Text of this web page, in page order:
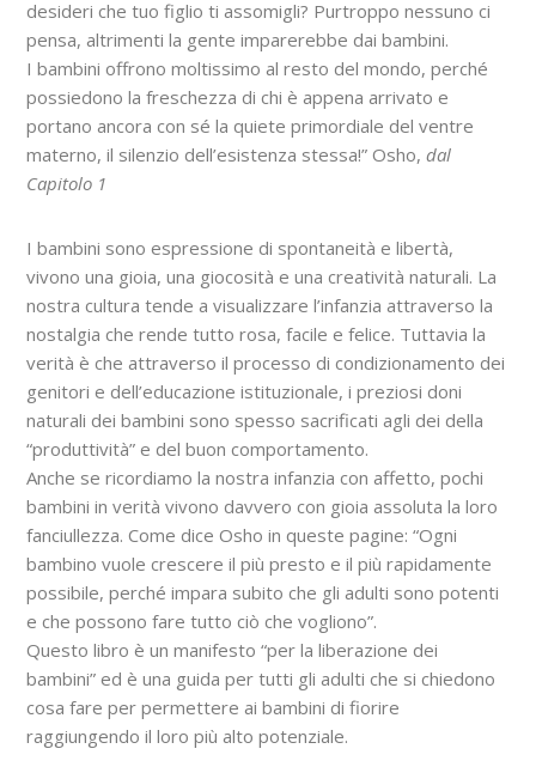
desideri che tuo figlio ti assomigli? Purtroppo nessuno ci
pensa, altrimenti la gente imparerebbe dai bambini.
I bambini offrono moltissimo al resto del mondo, perché
possiedono la freschezza di chi è appena arrivato e
portano ancora con sé la quiete primordiale del ventre
materno, il silenzio dell’esistenza stessa!” Osho,dal
Capitolo 1
I bambini sono espressione di spontaneità e libertà,
vivono una gioia, una giocosità e una creatività naturali. La
nostra cultura tende a visualizzare l’infanzia attraverso la
nostalgia che rende tutto rosa, facile e felice. Tuttavia la
verità è che attraverso il processo di condizionamento dei
genitori e dell’educazione istituzionale, i preziosi doni
naturali dei bambini sono spesso sacrificati agli dei della
“produttività” e del buon comportamento.
Anche se ricordiamo la nostra infanzia con affetto, pochi
bambini in verità vivono davvero con gioia assoluta la loro
fanciullezza. Come dice Osho in queste pagine: “Ogni
bambino vuole crescere il più presto e il più rapidamente
possibile, perché impara subito che gli adulti sono potenti
e che possono fare tutto ciò che vogliono”.
Questo libro è un manifesto “per la liberazione dei
bambini” ed è una guida per tutti gli adulti che si chiedono
cosa fare per permettere ai bambini di fiorire
raggiungendo il loro più alto potenziale.